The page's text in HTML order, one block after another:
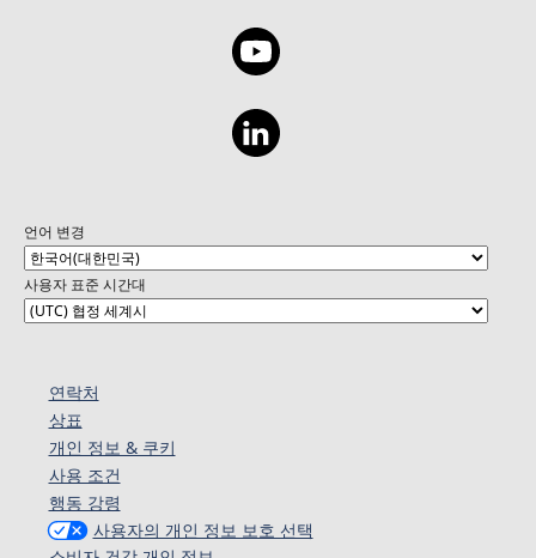
언어 변경
사용자 표준 시간대
연락처
상표
개인 정보 & 쿠키
사용 조건
행동 강령
사용자의 개인 정보 보호 선택